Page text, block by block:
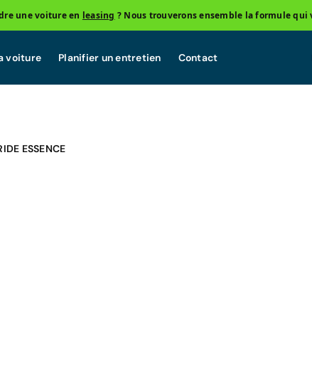
une voiture en leasing ? Nous trouverons ensemble la formule qui
voiture Planifier un entretien Contact
ESSENCE